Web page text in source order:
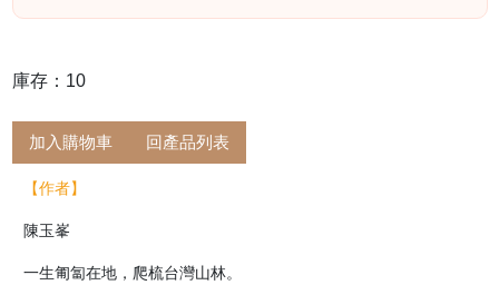
庫存：10
加入購物車 回產品列表
【作者】
陳玉峯
一生匍匐在地，爬梳台灣山林。